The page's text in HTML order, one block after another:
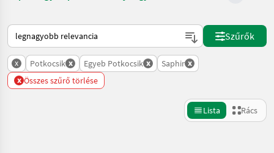
Így van sorba rendezve a Landwirt.com-on
Szűrők
x Potkocsik x Egyeb Potkocsik x Saphir x
x Összes szűrő törlése
Lista Rács